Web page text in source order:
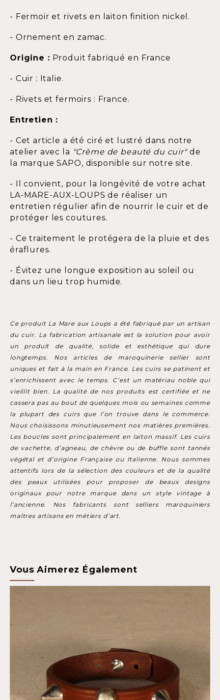
- Fermoir et rivets en laiton finition nickel.
- Ornement en zamac.
Origine : Produit fabriqué en France
- Cuir : Italie.
- Rivets et fermoirs : France.
Entretien :
- Cet article a été ciré et lustré dans notre
atelier avec la "Crème de beauté du cuir"de
la marque SAPO, disponible sur notre site.
- Il convient, pour la longévité de votre achat
LA-MARE-AUX-LOUPS de réaliser un
entretien régulier afin de nourrir le cuir et de
protéger les coutures.
- Ce traitement le protégera de la pluie et des
éraflures.
- Évitez une longue exposition au soleil ou
dans un lieu trop humide.
Ce produit La Mare aux Loups a été fabriqué par un artisan
du cuir. La fabrication artisanale est la solution pour avoir
un produit de qualité, solide et esthétique qui dure
longtemps. Nos articles de maroquinerie sellier sont
uniques et fait à la main en France. Les cuirs se patinent et
s’enrichissent avec le temps. C’est un matériau noble qui
vieillit bien. La qualité de nos produits est certifiée et ne
cassera pas au bout de quelques mois ou semaines comme
la plupart des cuirs que l’on trouve dans le commerce.
Nous choisissons minutieusement nos matières premières.
Les boucles sont principalement en laiton massif. Les cuirs
de vachette, d’agneau, de chèvre ou de buffle sont tannés
végétal et d’origine Française ou Italienne. Nous sommes
attentifs lors de la sélection des couleurs et de la qualité
des peaux utilisées pour proposer de beaux designs
originaux pour notre marque dans un style vintage à
l’ancienne. Nos fabricants sont selliers maroquiniers
maîtres artisans en métiers d’art.
Vous Aimerez Également